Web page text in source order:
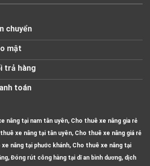
chuyển
mật
trả hàng
toán
nâng tại nam tân uyên, Cho thuê xe nâng gia rẻ
xe nâng tại tân uyên, Cho thuê xe nâng giá rẻ
nâng tại phước khánh, Cho thuê xe nâng tại
Đóng rút công hàng tại dĩ an bình dương, dịch